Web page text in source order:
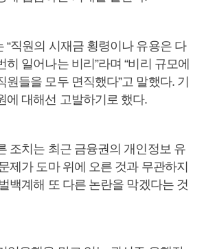
“직원의 시재금 횡령이나 유용은 다
일어나는 비리”라며 “비리 규모에
들을 모두 면직했다”고 말했다. 기
에 대해선 고발하기로 했다.
조치는 최근 금융권의 개인정보 유
제가 도마 위에 오른 것과 무관하지
백계해 또 다른 논란을 막겠다는 것